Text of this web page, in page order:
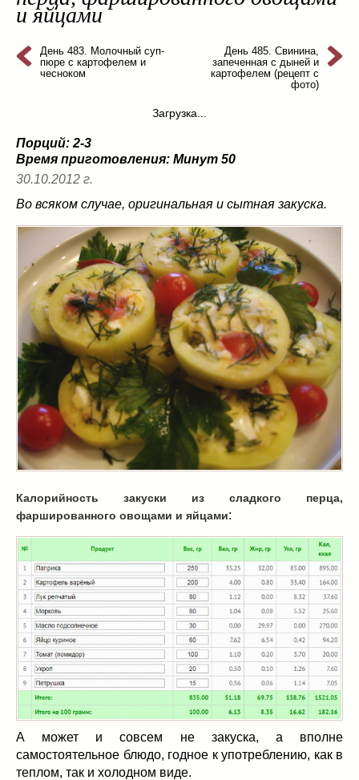
из слоеного теста(8)
ни то, ни се(3)
рецепты для пароварки
супы(99)
борщ(5)
молочные
свекольник(2)
суп с фрикадельками(8)
суп-пюре(10)
холодные супы(22)
тушеное(42)
Вкусные враги фигуры… (44)
десерты(2)
Масленица(17)
пироги(8)
рецепты теста(2)
торты(12)
без выпечки(5)
хворост(1)
Вкусные полезности
вареное(0)
жареное(3)
(11)
напитки(1)
разное(6)
рыбные блюда(4)
салаты(11)
соусы(1)
Супы(1)
тушеное
Заначка на зиму!(29)
Грибы(5)
Напитки(3)
и яйцами
День 483. Молочный суп-
пюре с картофелем и
чесноком
День 485. Свинина,
запеченная с дыней и
картофелем (рецепт с
фото)
Загрузка...
Порций: 2-3
Время приготовления: Минут 50
30.10.2012 г.
Во всяком случае, оригинальная и сытная закуска.
Калорийность закуски из сладкого перца,
фаршированного овощами и яйцами:
А может и совсем не закуска, а вполне
самостоятельное блюдо, годное к употреблению, как в
теплом, так и холодном виде.